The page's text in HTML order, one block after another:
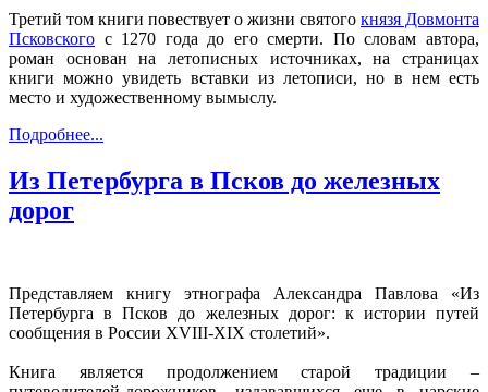
Третий том книги повествует о жизни святого князя Довмонта
Псковского с 1270 года до его смерти. По словам автора,
роман основан на летописных источниках, на страницах
книги можно увидеть вставки из летописи, но в нем есть
место и художественному вымыслу.
Подробнее...
Из Петербурга в Псков до железных
дорог
Представляем книгу этнографа Александра Павлова «Из
Петербурга в Псков до железных дорог: к истории путей
сообщения в России XVIII-XIX столетий».
Книга является продолжением старой традиции –